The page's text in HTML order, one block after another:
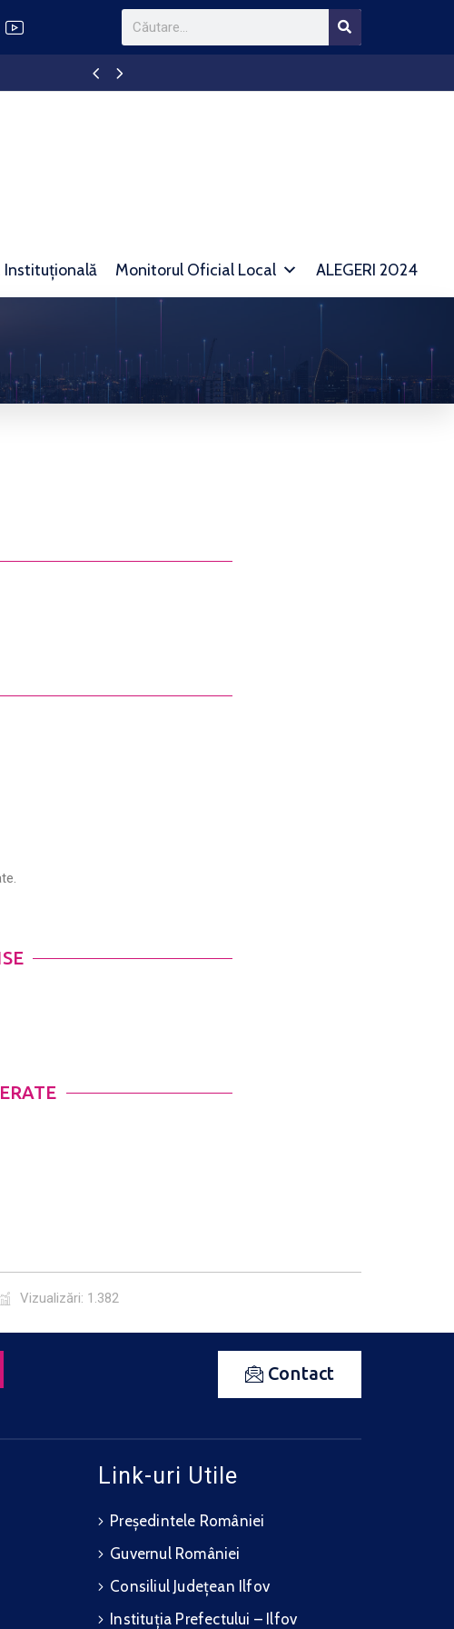
Monitorul Oficial Local ALEGERI 2024
Vizualizări: 1.382
Contact
Link-uri Utile
Președintele României
Guvernul României
Consiliul Județean Ilfov
Instituția Prefectului – Ilfov